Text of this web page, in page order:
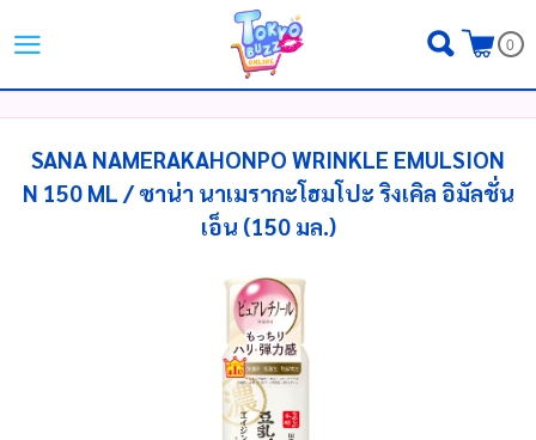
English | 日本語
LOGIN REGISTER
MY WISHLIST ( 0 )
0
SANA NAMERAKAHONPO WRINKLE EMULSION
N 150 ML / ซาน่า นาเมรากะโฮมโปะ ริงเคิล อิมัลชั่น
เอ็น (150 มล.)